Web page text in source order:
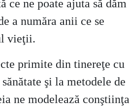
ce ne poate ajuta să dăm
a număra anii ce se
vieţii.
primite din tinereţe cu
şi la metodele de
ne modelează conştiinţa